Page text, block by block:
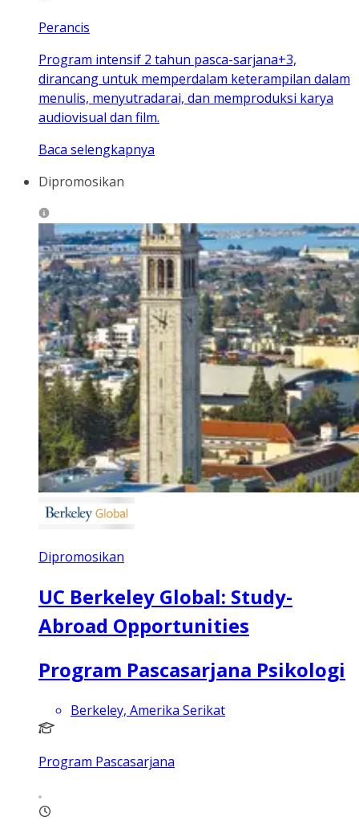
Perancis
Program intensif 2 tahun pasca-sarjana+3,
dirancang untuk memperdalam keterampilan dalam
menulis, menyutradarai, dan memproduksi karya
audiovisual dan film.
Baca selengkapnya
Dipromosikan
Dipromosikan
UC Berkeley Global: Study-
Abroad Opportunities
Program Pascasarjana Psikologi
Berkeley, Amerika Serikat
Program Pascasarjana